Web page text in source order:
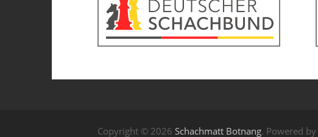
Copyright © 2026 Schachmatt Botnang. Powered by